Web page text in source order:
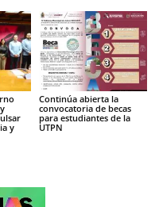
y
Continúa abierta la
convocatoria de becas
para estudiantes de la
UTPN